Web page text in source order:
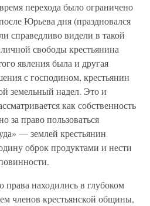
перехода было ограничено
Юрьева дня (праздновался
справедливо видели в такой
свободы крестьянина
явления была и другая
с господином, крестьянин
земельный надел. Это и
как собственность
за право пользоваться
— землей крестьянин
оброк продуктами и нести
находились в глубоком
членов крестьянской общины,